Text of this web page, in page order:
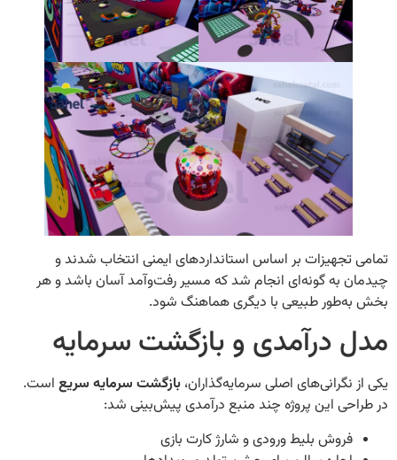
بر اساس استانداردهای ایمنی انتخاب شدند و
به گونه‌ای انجام شد که مسیر رفت‌وآمد آسان باشد و هر
طبیعی با دیگری هماهنگ شود.
درآمدی و بازگشت سرمایه
اصلی سرمایه‌گذاران،بازگشت سرمایه سریعاست.
این پروژه چند منبع درآمدی پیش‌بینی شد:
بلیط ورودی و شارژ کارت بازی